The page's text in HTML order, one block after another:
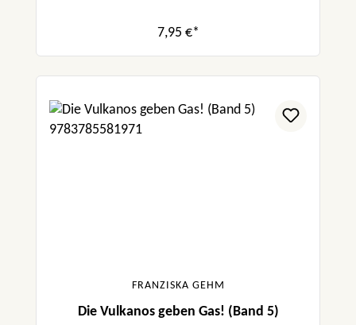
7,95 €*
FRANZISKA GEHM
Die Vulkanos geben Gas! (Band 5)